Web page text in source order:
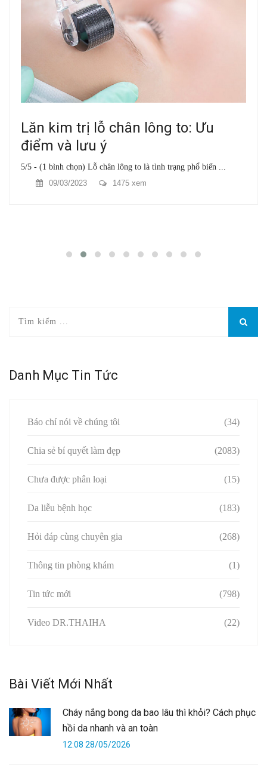
Lăn kim trị lỗ chân lông to: Ưu
điểm và lưu ý
5/5 - (1 bình chọn) Lỗ chân lông to là tình trạng phổ biến ...
09/03/2023
1475 xem
Danh Mục Tin Tức
Báo chí nói về chúng tôi (34)
Chia sẻ bí quyết làm đẹp (2083)
Chưa được phân loại (15)
Da liễu bệnh học (183)
Hỏi đáp cùng chuyên gia (268)
Thông tin phòng khám (1)
Tin tức mới (798)
Video DR.THAIHA (22)
Bài Viết Mới Nhất
Cháy nắng bong da bao lâu thì khỏi? Cách phục
hồi da nhanh và an toàn
12:08 28/05/2026